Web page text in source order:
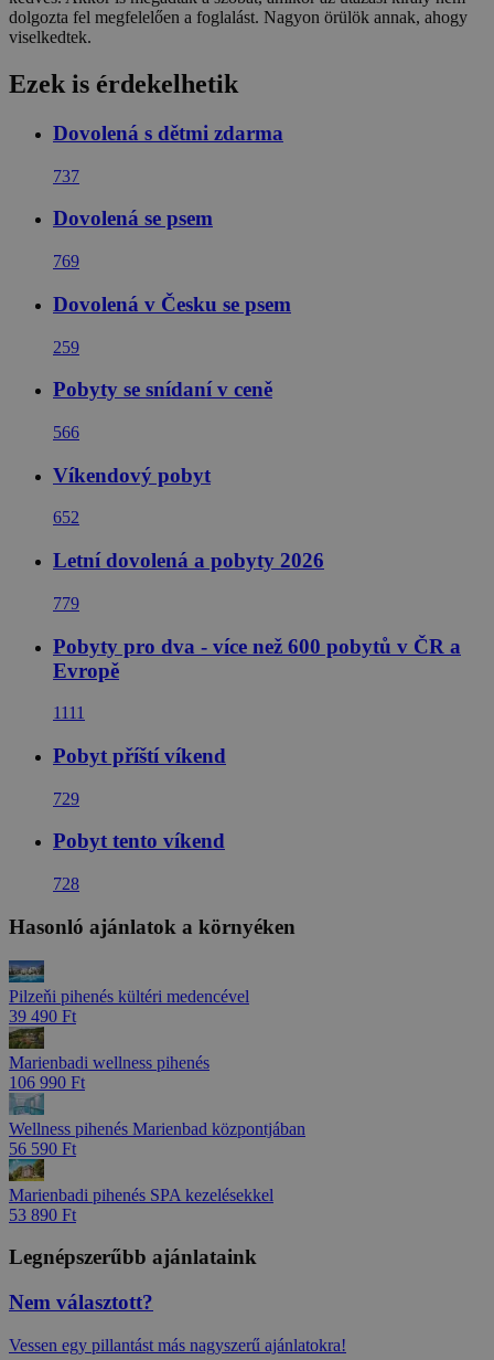
dolgozta fel megfelelően a foglalást. Nagyon örülök annak, ahogy
viselkedtek.
Ezek is érdekelhetik
Dovolená s dětmi zdarma
737
Dovolená se psem
769
Dovolená v Česku se psem
259
Pobyty se snídaní v ceně
566
Víkendový pobyt
652
Letní dovolená a pobyty 2026
779
Pobyty pro dva - více než 600 pobytů v ČR a
Evropě
1111
Pobyt příští víkend
729
Pobyt tento víkend
728
Hasonló ajánlatok a környéken
Pilzeňi pihenés kültéri medencével
39 490 Ft
Marienbadi wellness pihenés
106 990 Ft
Wellness pihenés Marienbad központjában
56 590 Ft
Marienbadi pihenés SPA kezelésekkel
53 890 Ft
Legnépszerűbb ajánlataink
Nem választott?
Vessen egy pillantást más nagyszerű ajánlatokra!